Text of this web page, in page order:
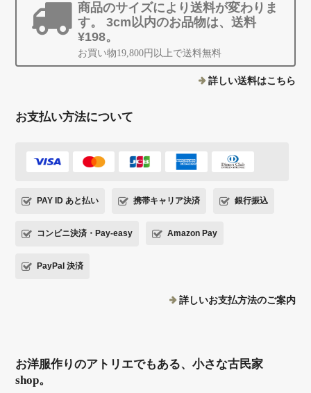
商品のサイズにより送料が変わりま
す。 3cm以内のお品物は、送料
¥198。
お買い物19,800円以上で送料無料
詳しい送料はこちら
お支払い方法について
PAY ID あと払い 携帯キャリア決済 銀行振込
コンビニ決済・Pay-easy Amazon Pay
PayPal 決済
詳しいお支払方法のご案内
お洋服作りのアトリエでもある、小さな古民家
shop。